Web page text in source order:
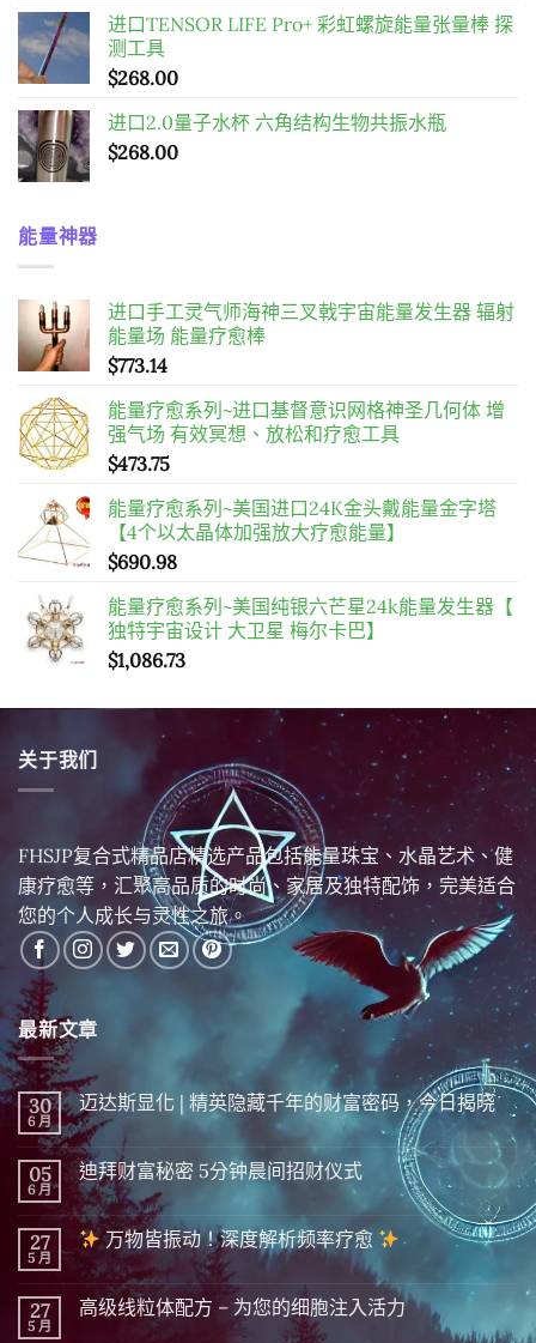
进口TENSOR LIFE Pro+ 彩虹螺旋能量张量棒 探
测工具
$268.00
进口2.0量子水杯 六角结构生物共振水瓶
$268.00
能量神器
进口手工灵气师海神三叉戟宇宙能量发生器 辐射
能量场 能量疗愈棒
$773.14
能量疗愈系列~进口基督意识网格神圣几何体 增
强气场 有效冥想、放松和疗愈工具
$473.75
能量疗愈系列~美国进口24K金头戴能量金字塔
【4个以太晶体加强放大疗愈能量】
$690.98
能量疗愈系列~美国纯银六芒星24k能量发生器【
独特宇宙设计 大卫星 梅尔卡巴】
$1,086.73
关于我们
FHSJP复合式精品店精选产品包括能量珠宝、水晶艺术、健
康疗愈等，汇聚高品质的时尚、家居及独特配饰，完美适合
您的个人成长与灵性之旅。
最新文章
30
6 月
迈达斯显化 | 精英隐藏千年的财富密码，今日揭晓
在
〈迈
达
斯
显
化
|
精
英
隐
千
年
尚
無
留
言
05
6 月
迪拜财富秘密 5分钟晨间招财仪式
在
〈迪
拜
财
富
密 5
分
钟
尚
無
留
言
27
5 月
万物皆振动！深度解析频率疗愈
在
万
尚
無
留
言
27
5 月
高级线粒体配方 – 为您的细胞注入活力